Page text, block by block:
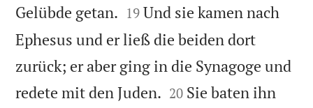
Gelübde getan. 

19 Und sie kamen nach
Ephesus und er ließ die beiden dort
zurück; er aber ging in die Synagoge und
redete mit den Juden. 

20 Sie baten ihn